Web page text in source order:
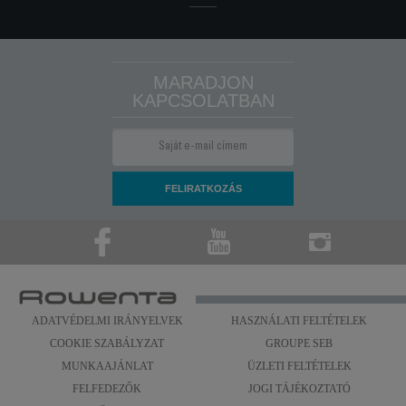
MARADJON
KAPCSOLATBAN
ADATVÉDELMI IRÁNYELVEK
HASZNÁLATI FELTÉTELEK
COOKIE SZABÁLYZAT
GROUPE SEB
MUNKAAJÁNLAT
ÜZLETI FELTÉTELEK
FELFEDEZŐK
JOGI TÁJÉKOZTATÓ